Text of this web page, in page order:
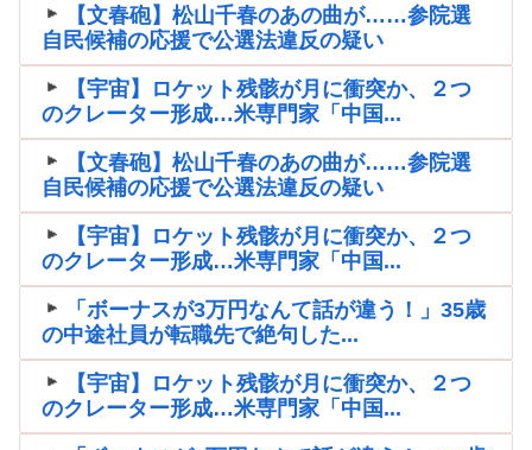
【文春砲】松山千春のあの曲が……参院選
自民候補の応援で公選法違反の疑い
【宇宙】ロケット残骸が月に衝突か、２つ
のクレーター形成…米専門家「中国...
【文春砲】松山千春のあの曲が……参院選
自民候補の応援で公選法違反の疑い
【宇宙】ロケット残骸が月に衝突か、２つ
のクレーター形成…米専門家「中国...
「ボーナスが3万円なんて話が違う！」35歳
の中途社員が転職先で絶句した...
【宇宙】ロケット残骸が月に衝突か、２つ
のクレーター形成…米専門家「中国...